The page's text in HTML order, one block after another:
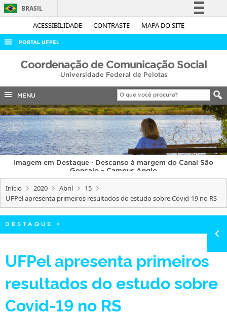
ACESSIBILIDADE CONTRASTE MAPA DO SITE
BRASIL
Simplifique!
Acesso à informação
Legislação
Canais
PORTAL UFPEL
ACESSO À INFORMAÇÃO
COBALTO
CONCURSOS
EDITAIS
INTERNACIONAL
OUVIDORIA
PORTARIAS
TELEFONES
Coordenação de Comunicação Social
Universidade Federal de Pelotas
MENU
Imagem em Destaque · Descanso à margem do Canal São
Gonçalo – Campus Anglo
Início 2020 Abril
15
UFPel apresenta primeiros resultados do estudo sobre Covid-19 no RS
DESTAQUE >
UFPel apresenta primeiros
resultados do estudo sobre
Covid-19 no RS